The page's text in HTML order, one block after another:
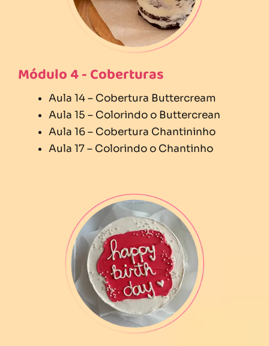
Módulo 4 - Coberturas
Aula 14 – Cobertura Buttercream
Aula 15 – Colorindo o Buttercrean
Aula 16 – Cobertura Chantininho
Aula 17 – Colorindo o Chantinho